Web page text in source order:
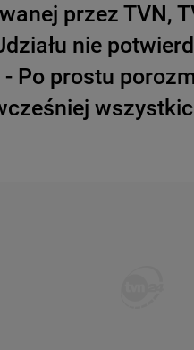
przez TVN,
nie
Po prostu